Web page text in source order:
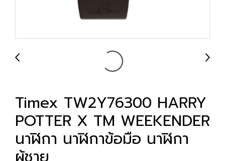
Timex TW2Y76300 HARRY
POTTER X TM WEEKENDER
นาฬิกา นาฬิกาข้อมือ นาฬิกา